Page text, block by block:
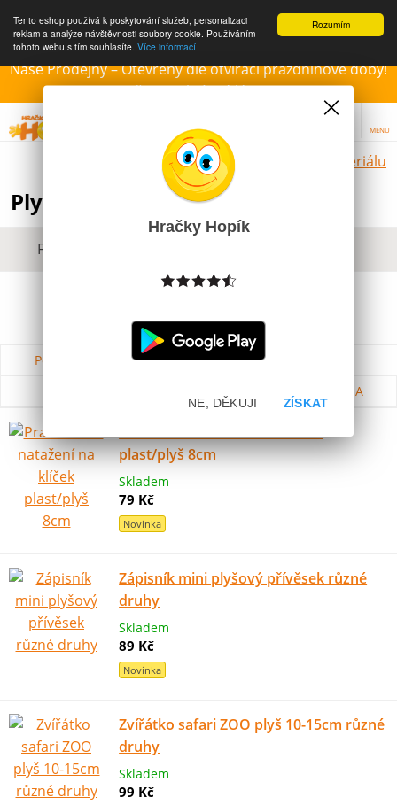
Rozumím
Tento eshop používá k poskytování služeb, personalizaci
reklam a analýze návštěvnosti soubory cookie. Používáním
tohoto webu s tím souhlasíte. Více informací
Naše Prodejny – Otevřeny dle otvírací prázdninové doby!
Přejeme krásné léto!!!
MENU
Hračky dle materiálu
Plyšové hračky pro děti
Filtrovat dle dostupnosti, ceny, výrobce
Podle názvu od A do Z
Od nejdražšího
Podle názvu od Z do A
Prasátko na natažení na klíček
plast/plyš 8cm
Skladem
79 Kč
Novinka
Zápisník mini plyšový přívěsek různé
druhy
Skladem
89 Kč
Novinka
Zvířátko safari ZOO plyš 10-15cm různé
druhy
Skladem
99 Kč
Hračky Hopík
ZÍSKAT
NE, DĚKUJI